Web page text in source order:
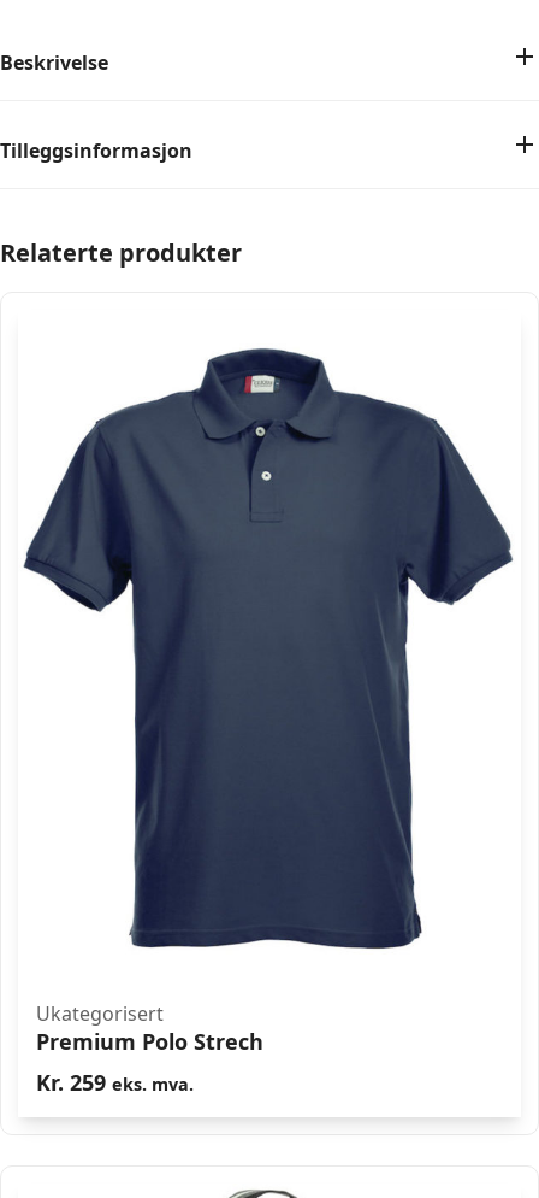
Beskrivelse
Tilleggsinformasjon
Relaterte produkter
Ukategorisert
Premium Polo Strech
Kr. 259 eks. mva.